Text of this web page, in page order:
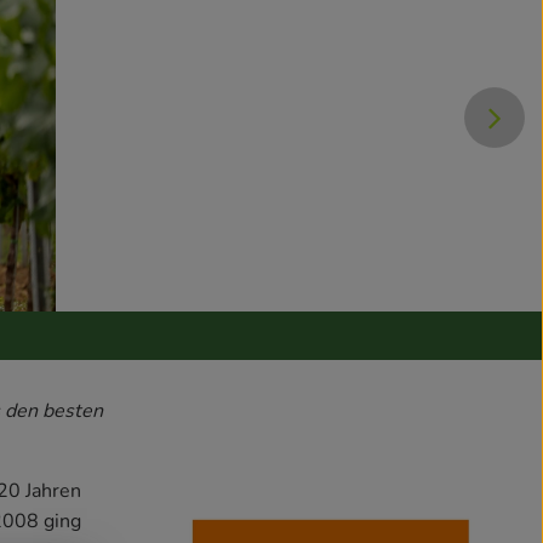
besten
Jahren
ging